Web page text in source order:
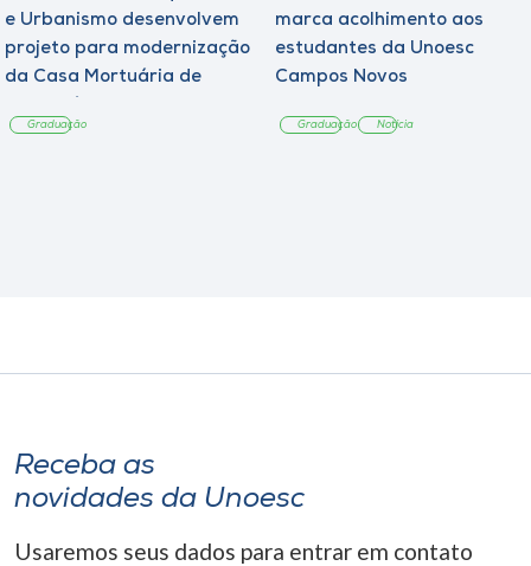
e Urbanismo desenvolvem
projeto para modernização
da Casa Mortuária de
Graduação
marca acolhimento aos
estudantes da Unoesc
Campos Novos
Graduação Notícia
Receba as
novidades da Unoesc
Usaremos seus dados para entrar em contato